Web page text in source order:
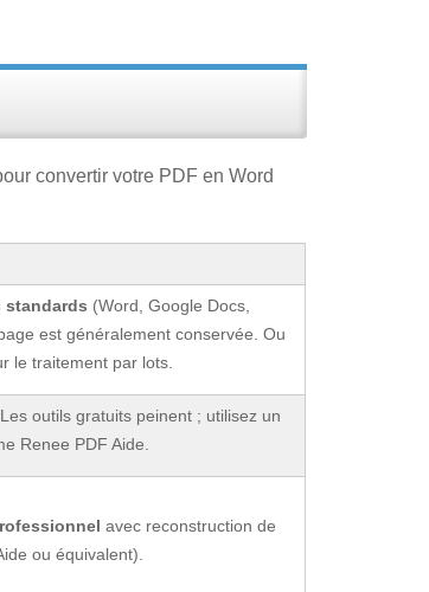
convertir votre PDF en Word
standards (Word, Google Docs,
est généralement conservée. Ou
le traitement par lots.
. Les outils gratuits peinent ; utilisez un
Renee PDF Aide.
avec reconstruction de
ou équivalent).